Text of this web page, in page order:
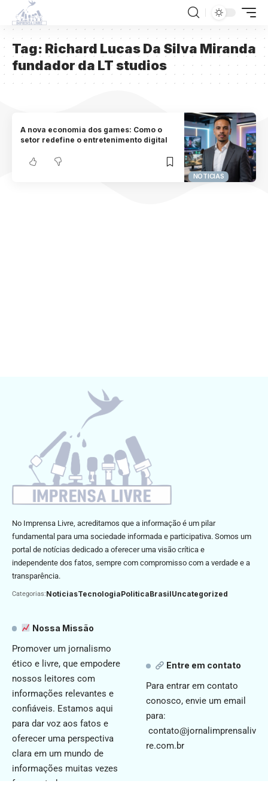
Tag: Richard Lucas Da Silva Miranda
fundador da LT studios
NOTICIAS
A nova economia dos games: Como o
setor redefine o entretenimento digital
No Imprensa Livre, acreditamos que a informação é um pilar
fundamental para uma sociedade informada e participativa. Somos um
portal de notícias dedicado a oferecer uma visão crítica e
independente dos fatos, sempre com compromisso com a verdade e a
transparência.
Categorias:NoticiasTecnologiaPoliticaBrasilUncategorized
Nossa Missão
Promover um jornalismo
ético e livre, que empodere
nossos leitores com
informações relevantes e
confiáveis. Estamos aqui
para dar voz aos fatos e
oferecer uma perspectiva
clara em um mundo de
informações muitas vezes
fragmentadas.
Entre em contato
Para entrar em contato
conosco, envie um email
para:
contato@jornalimprensaliv
re.com.br